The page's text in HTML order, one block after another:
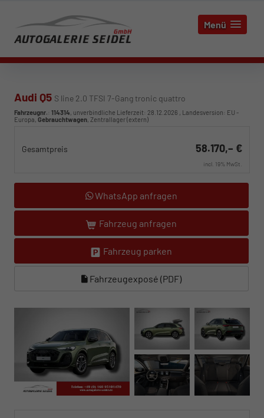
Menü
Audi Q5 S line 2.0 TFSI 7-Gang tronic quattro
Fahrzeugnr.: 114314, unverbindliche Lieferzeit: 28.12.2026 , Landesversion: EU -
Europa, Gebrauchtwagen, Zentrallager (extern)
Gesamtpreis 58.170,– €
incl. 19% MwSt.
WhatsApp anfragen
Fahrzeug anfragen
Fahrzeug parken
Fahrzeugexposé (PDF)